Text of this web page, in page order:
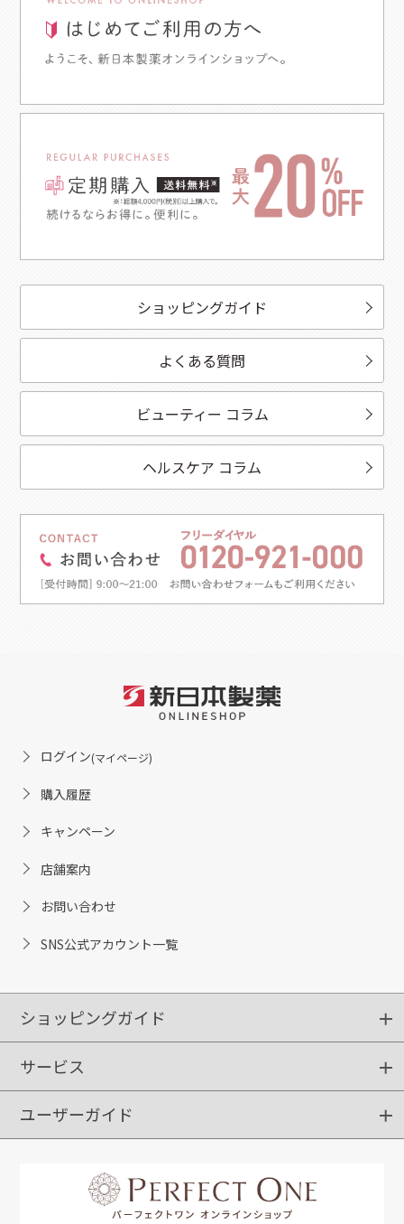
ショッピングガイド
よくある質問
ビューティー コラム
ヘルスケア コラム
ログイン(マイページ)
購入履歴
キャンペーン
店舗案内
お問い合わせ
SNS公式アカウント一覧
ショッピングガイド
ショッピングガイド
ご注文方法
送料・配送
クーポンご利用方法
サービス
定期購入
ポイントサービス
お知らせメール
ユーザーガイド